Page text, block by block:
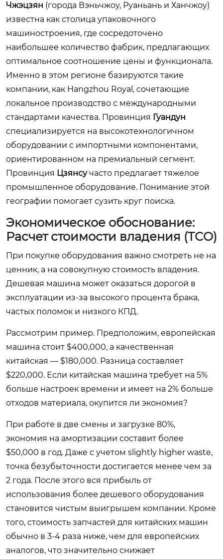
Чжэцзян (города Вэньчжоу, Руаньань и Ханчжоу)
известна как столица упаковочного
машиностроения, где сосредоточено
наибольшее количество фабрик, предлагающих
оптимальное соотношение цены и функционала.
Именно в этом регионе базируются такие
компании, как Hangzhou Royal, сочетающие
локальное производство с международными
стандартами качества. Провинция Гуандун
специализируется на высокотехнологичном
оборудовании с импортными компонентами,
ориентированном на премиальный сегмент.
Провинция Цзянсучасто предлагает тяжелое
промышленное оборудование. Понимание этой
географии помогает сузить круг поиска.
Экономическое обоснование:
Расчет стоимости владения (TCO)
При покупке оборудования важно смотреть не на
ценник, а на совокупную стоимость владения.
Дешевая машина может оказаться дорогой в
эксплуатации из-за высокого процента брака,
частых поломок и низкого КПД.
Рассмотрим пример. Предположим, европейская
машина стоит $400,000, а качественная
китайская — $180,000. Разница составляет
$220,000. Если китайская машина требует на 5%
больше настроек времени и имеет на 2% больше
отходов материала, окупится ли экономия?
При работе в две смены и загрузке 80%,
экономия на амортизации составит более
$50,000 в год. Даже с учетом slightly higher waste,
точка безубыточности достигается менее чем за
2 года. После этого вся прибыль от
использования более дешевого оборудования
становится чистым выигрышем компании. Кроме
того, стоимость запчастей для китайских машин
обычно в 3-4 раза ниже, чем для европейских
аналогов, что значительно снижает